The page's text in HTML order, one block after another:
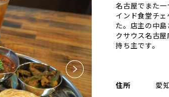
名古屋でまた
インド食堂チ
た。店主の中
クサウス名古
持ち主です。
住所 愛